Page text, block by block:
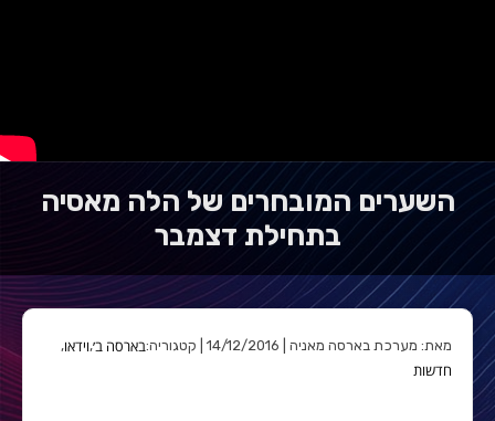
השערים המובחרים של הלה מאסיה
בתחילת דצמבר
מאת: מערכת בארסה מאניה | 14/12/2016 | קטגוריה: בארסה ב׳,וידאו,
חדשות